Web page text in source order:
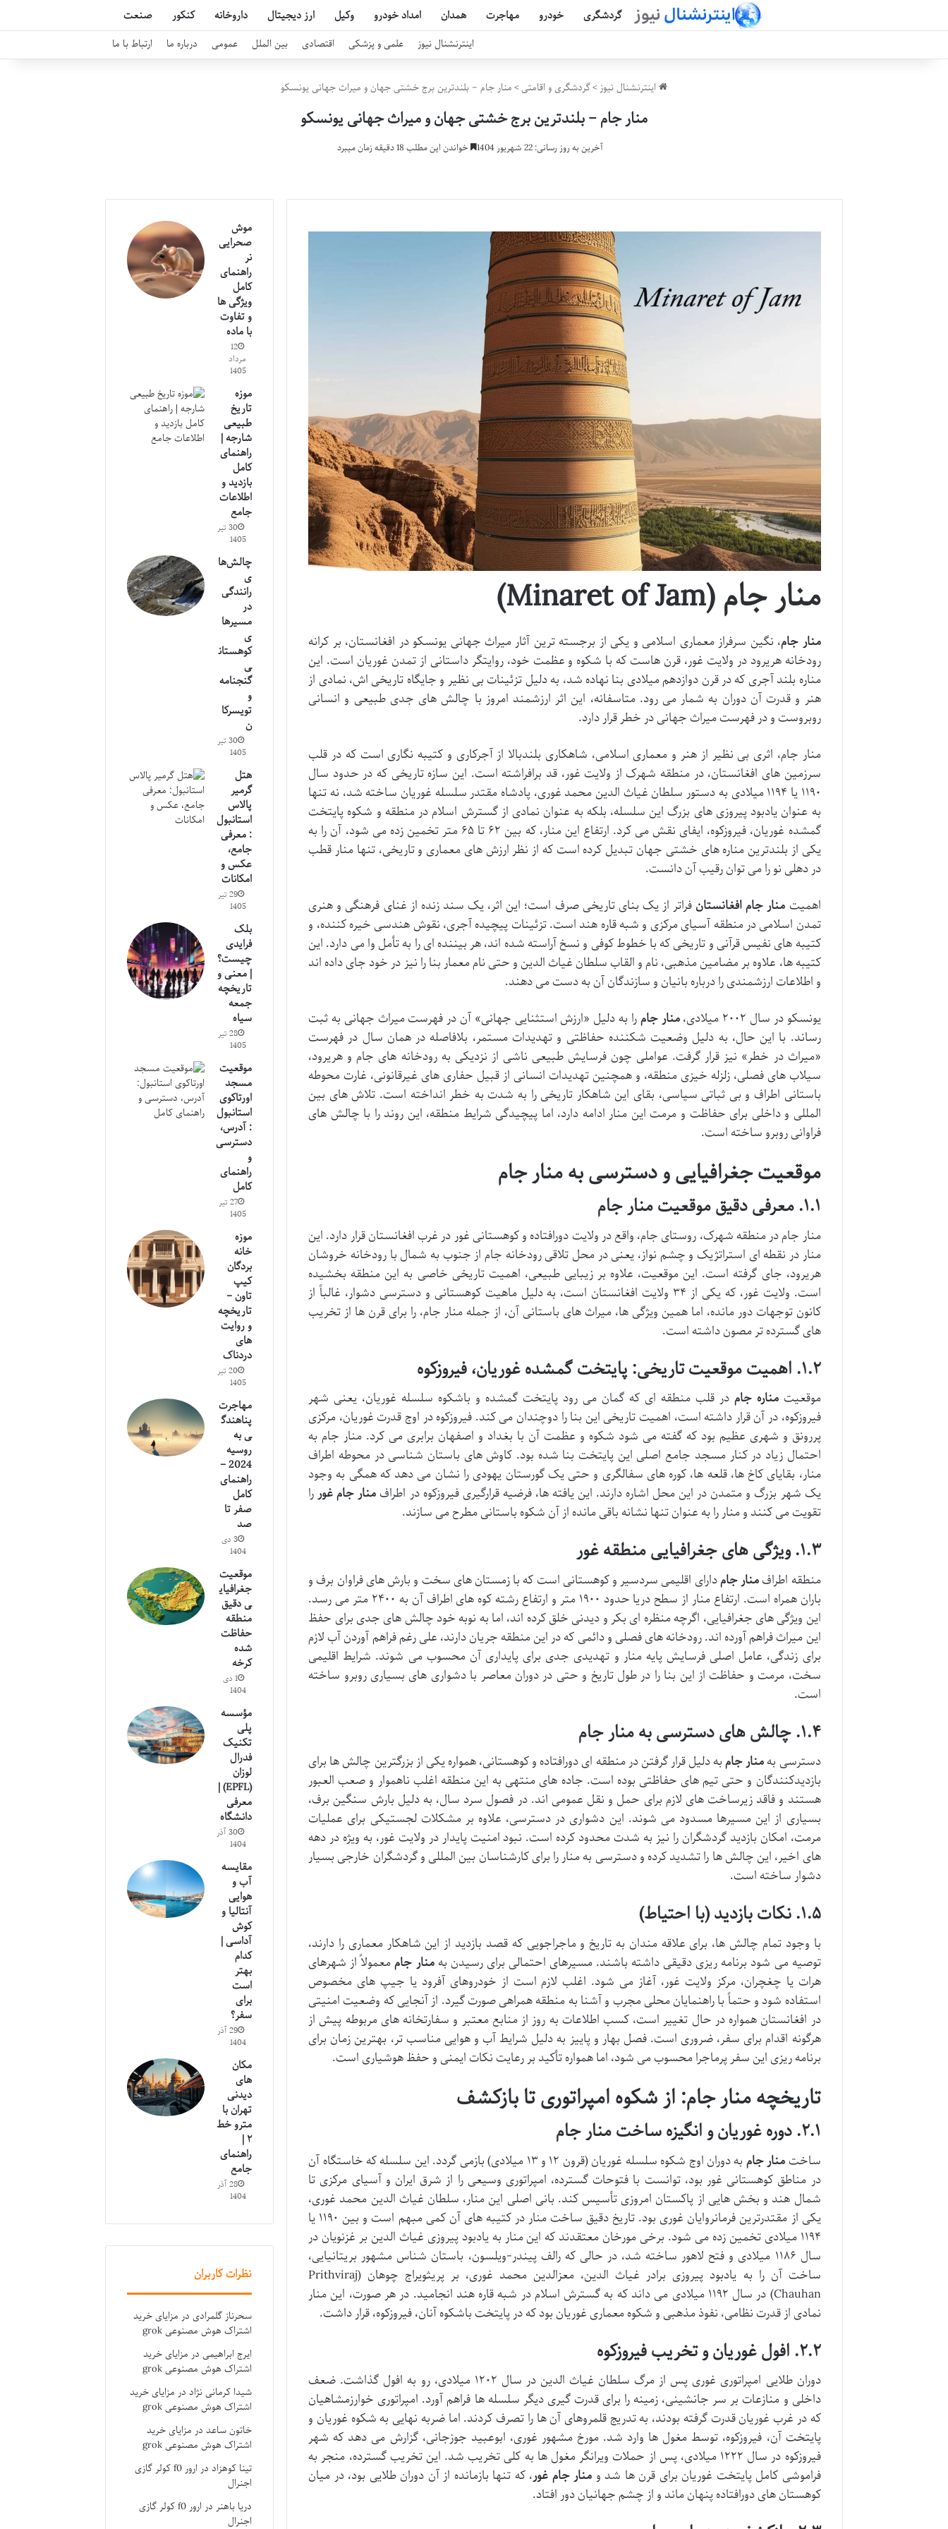
گردشگری خودرو مهاجرت همدان امداد خودرو وکیل ارز دیجیتال داروخانه کنکور صنعت
اینترنشنال نیوز علمی و پزشکی اقتصادی بین الملل عمومی درباره ما ارتباط با ما
اینترنشنال نیوز>گردشگری و اقامتی>منار جام – بلندترین برج خشتی جهان و میراث جهانی یونسکو
منار جام – بلندترین برج خشتی جهان و میراث جهانی یونسکو
آخرین به روز رسانی: 22 شهریور 1404 خواندن این مطلب 18 دقیقه زمان میبرد
منار جام (Minaret of Jam)
منار جام، نگین سرفراز معماری اسلامی و یکی از برجسته ترین آثار میراث جهانی یونسکو در افغانستان، بر کرانه
رودخانه هریرود در ولایت غور، قرن هاست که با شکوه و عظمت خود، روایتگر داستانی از تمدن غوریان است. این
مناره بلند آجری که در قرن دوازدهم میلادی بنا نهاده شد، به دلیل تزئینات بی نظیر و جایگاه تاریخی اش، نمادی از
هنر و قدرت آن دوران به شمار می رود. متاسفانه، این اثر ارزشمند امروز با چالش های جدی طبیعی و انسانی
روبروست و در فهرست میراث جهانی در خطر قرار دارد.
منار جام، اثری بی نظیر از هنر و معماری اسلامی، شاهکاری بلندبالا از آجرکاری و کتیبه نگاری است که در قلب
سرزمین های افغانستان، در منطقه شهرک از ولایت غور، قد برافراشته است. این سازه تاریخی که در حدود سال
۱۱۹۰ یا ۱۱۹۴ میلادی به دستور سلطان غیاث الدین محمد غوری، پادشاه مقتدر سلسله غوریان ساخته شد، نه تنها
به عنوان یادبود پیروزی های بزرگ این سلسله، بلکه به عنوان نمادی از گسترش اسلام در منطقه و شکوه پایتخت
گمشده غوریان، فیروزکوه، ایفای نقش می کرد. ارتفاع این منار، که بین ۶۲ تا ۶۵ متر تخمین زده می شود، آن را به
یکی از بلندترین مناره های خشتی جهان تبدیل کرده است که از نظر ارزش های معماری و تاریخی، تنها منار قطب
در دهلی نو را می توان رقیب آن دانست.
اهمیت منار جام افغانستان فراتر از یک بنای تاریخی صرف است؛ این اثر، یک سند زنده از غنای فرهنگی و هنری
تمدن اسلامی در منطقه آسیای مرکزی و شبه قاره هند است. تزئینات پیچیده آجری، نقوش هندسی خیره کننده، و
کتیبه های نفیس قرآنی و تاریخی که با خطوط کوفی و نسخ آراسته شده اند، هر بیننده ای را به تأمل وا می دارد. این
کتیبه ها، علاوه بر مضامین مذهبی، نام و القاب سلطان غیاث الدین و حتی نام معمار بنا را نیز در خود جای داده اند
و اطلاعات ارزشمندی را درباره بانیان و سازندگان آن به دست می دهند.
یونسکو در سال ۲۰۰۲ میلادی،
منار جامرا به دلیل «ارزش استثنایی جهانی» آن در فهرست میراث جهانی به ثبت
رساند. با این حال، به دلیل وضعیت شکننده حفاظتی و تهدیدات مستمر، بلافاصله در همان سال در فهرست
«میراث در خطر» نیز قرار گرفت. عواملی چون فرسایش طبیعی ناشی از نزدیکی به رودخانه های جام و هریرود،
سیلاب های فصلی، زلزله خیزی منطقه، و همچنین تهدیدات انسانی از قبیل حفاری های غیرقانونی، غارت محوطه
باستانی اطراف و بی ثباتی سیاسی، بقای این شاهکار تاریخی را به شدت به خطر انداخته است. تلاش های بین
المللی و داخلی برای حفاظت و مرمت این منار ادامه دارد، اما پیچیدگی شرایط منطقه، این روند را با چالش های
فراوانی روبرو ساخته است.
موقعیت جغرافیایی و دسترسی به منار جام
۱.۱. معرفی دقیق موقعیت منار جام
منار جام در منطقه شهرک، روستای جام، واقع در ولایت دورافتاده و کوهستانی غور در غرب افغانستان قرار دارد. این
منار در نقطه ای استراتژیک و چشم نواز، یعنی در محل تلاقی رودخانه جام از جنوب به شمال با رودخانه خروشان
هریرود، جای گرفته است. این موقعیت، علاوه بر زیبایی طبیعی، اهمیت تاریخی خاصی به این منطقه بخشیده
است. ولایت غور، که یکی از ۳۴ ولایت افغانستان است، به دلیل ماهیت کوهستانی و دسترسی دشوار، غالباً از
کانون توجهات دور مانده، اما همین ویژگی ها، میراث های باستانی آن، از جمله منار جام، را برای قرن ها از تخریب
های گسترده تر مصون داشته است.
۱.۲. اهمیت موقعیت تاریخی: پایتخت گمشده غوریان، فیروزکوه
موقعیتمناره جام در قلب منطقه ای که گمان می رود پایتخت گمشده و باشکوه سلسله غوریان، یعنی شهر
فیروزکوه، در آن قرار داشته است، اهمیت تاریخی این بنا را دوچندان می کند. فیروزکوه در اوج قدرت غوریان، مرکزی
پررونق و شهری عظیم بود که گفته می شود شکوه و عظمت آن با بغداد و اصفهان برابری می کرد. منار جام به
احتمال زیاد در کنار مسجد جامع اصلی این پایتخت بنا شده بود. کاوش های باستان شناسی در محوطه اطراف
منار، بقایای کاخ ها، قلعه ها، کوره های سفالگری و حتی یک گورستان یهودی را نشان می دهد که همگی به وجود
یک شهر بزرگ و متمدن در این محل اشاره دارند. این یافته ها، فرضیه قرارگیری فیروزکوه در اطرافمنار جام غوررا
تقویت می کنند و منار را به عنوان تنها نشانه باقی مانده از آن شکوه باستانی مطرح می سازند.
۱.۳. ویژگی های جغرافیایی منطقه غور
منطقه اطرافمنار جامدارای اقلیمی سردسیر و کوهستانی است که با زمستان های سخت و بارش های فراوان برف و
باران همراه است. ارتفاع منار از سطح دریا حدود ۱۹۰۰ متر و ارتفاع رشته کوه های اطراف آن به ۲۴۰۰ متر می رسد.
این ویژگی های جغرافیایی، اگرچه منظره ای بکر و دیدنی خلق کرده اند، اما به نوبه خود چالش های جدی برای حفظ
این میراث فراهم آورده اند. رودخانه های فصلی و دائمی که در این منطقه جریان دارند، علی رغم فراهم آوردن آب لازم
برای زندگی، عامل اصلی فرسایش پایه منار و تهدیدی جدی برای پایداری آن محسوب می شوند. شرایط اقلیمی
سخت، مرمت و حفاظت از این بنا را در طول تاریخ و حتی در دوران معاصر با دشواری های بسیاری روبرو ساخته
است.
۱.۴. چالش های دسترسی به منار جام
دسترسی بهمنار جامبه دلیل قرار گرفتن در منطقه ای دورافتاده و کوهستانی، همواره یکی از بزرگترین چالش ها برای
بازدیدکنندگان و حتی تیم های حفاظتی بوده است. جاده های منتهی به این منطقه اغلب ناهموار و صعب العبور
هستند و فاقد زیرساخت های لازم برای حمل و نقل عمومی اند. در فصول سرد سال، به دلیل بارش سنگین برف،
بسیاری از این مسیرها مسدود می شوند. این دشواری در دسترسی، علاوه بر مشکلات لجستیکی برای عملیات
مرمت، امکان بازدید گردشگران را نیز به شدت محدود کرده است. نبود امنیت پایدار در ولایت غور، به ویژه در دهه
های اخیر، این چالش ها را تشدید کرده و دسترسی به منار را برای کارشناسان بین المللی و گردشگران خارجی بسیار
دشوار ساخته است.
۱.۵. نکات بازدید (با احتیاط)
با وجود تمام چالش ها، برای علاقه مندان به تاریخ و ماجراجویی که قصد بازدید از این شاهکار معماری را دارند،
توصیه می شود برنامه ریزی دقیقی داشته باشند. مسیرهای احتمالی برای رسیدن بهمنار جاممعمولاً از شهرهای
هرات یا چغچران، مرکز ولایت غور، آغاز می شود. اغلب لازم است از خودروهای آفرود یا جیپ های مخصوص
استفاده شود و حتماً با راهنمایان محلی مجرب و آشنا به منطقه همراهی صورت گیرد. از آنجایی که وضعیت امنیتی
در افغانستان همواره در حال تغییر است، کسب اطلاعات به روز از منابع معتبر و سفارتخانه های مربوطه پیش از
هرگونه اقدام برای سفر، ضروری است. فصل بهار و پاییز به دلیل شرایط آب و هوایی مناسب تر، بهترین زمان برای
برنامه ریزی این سفر پرماجرا محسوب می شود، اما همواره تأکید بر رعایت نکات ایمنی و حفظ هوشیاری است.
تاریخچه منار جام: از شکوه امپراتوری تا بازکشف
۲.۱. دوره غوریان و انگیزه ساخت منار جام
ساختمنار جام
به دوران اوج شکوه سلسله غوریان (قرون ۱۲ و ۱۳ میلادی) بازمی گردد. این سلسله که خاستگاه آن
در مناطق کوهستانی غور بود، توانست با فتوحات گسترده، امپراتوری وسیعی را از شرق ایران و آسیای مرکزی تا
شمال هند و بخش هایی از پاکستان امروزی تأسیس کند. بانی اصلی این منار، سلطان غیاث الدین محمد غوری،
یکی از مقتدرترین فرمانروایان غوری بود. تاریخ دقیق ساخت منار در کتیبه های آن کمی مبهم است و بین ۱۱۹۰ یا
۱۱۹۴ میلادی تخمین زده می شود. برخی مورخان معتقدند که این منار به یادبود پیروزی غیاث الدین بر غزنویان در
سال ۱۱۸۶ میلادی و فتح لاهور ساخته شد، در حالی که رالف پیندر-ویلسون، باستان شناس مشهور بریتانیایی،
ساخت آن را به یادبود پیروزی برادر غیاث الدین، معزالدین محمد غوری، بر پریثویراج چوهان (Prithviraj
Chauhan) در سال ۱۱۹۲ میلادی می داند که به گسترش اسلام در شبه قاره هند انجامید. در هر صورت، این منار
نمادی از قدرت نظامی، نفوذ مذهبی و شکوه معماری غوریان بود که در پایتخت باشکوه آنان، فیروزکوه، قرار داشت.
۲.۲. افول غوریان و تخریب فیروزکوه
دوران طلایی امپراتوری غوری پس از مرگ سلطان غیاث الدین در سال ۱۲۰۲ میلادی، رو به افول گذاشت. ضعف
داخلی و منازعات بر سر جانشینی، زمینه را برای قدرت گیری دیگر سلسله ها فراهم آورد. امپراتوری خوارزمشاهیان
که در غرب غوریان قدرت گرفته بودند، به تدریج قلمروهای آن ها را تصرف کردند. اما ضربه نهایی به شکوه غوریان و
پایتخت آن، فیروزکوه، توسط مغول ها وارد شد. مورخ مشهور غوری، ابوعبید جوزجانی، گزارش می دهد که شهر
فیروزکوه در سال ۱۲۲۲ میلادی، پس از حملات ویرانگر مغول ها به کلی تخریب شد. این تخریب گسترده، منجر به
فراموشی کامل پایتخت غوریان برای قرن ها شد و منار جام غور، که تنها بازمانده از آن دوران طلایی بود، در میان
کوهستان های دورافتاده پنهان ماند و از چشم جهانیان دور افتاد.
موش
صحرایی
نر
راهنمای
کامل
ویژگی ها
و تفاوت
با ماده
12
مرداد
1405
موزه
تاریخ
طبیعی
شارجه |
راهنمای
کامل
بازدید و
اطلاعات
جامع
30 تیر
1405
چالش‌ها
ی
رانندگی
در
مسیرها
ی
کوهستان
ی
گنجنامه
و
تویسرکا
ن
30 تیر
1405
هتل
گرمیر
پالاس
استانبول
: معرفی
جامع،
عکس و
امکانات
29 تیر
1405
بلک
فرایدی
چیست؟
| معنی و
تاریخچه
جمعه
سیاه
28 تیر
1405
موقعیت
مسجد
اورتاکوی
استانبول
: آدرس،
دسترسی
و
راهنمای
کامل
27 تیر
1405
موزه
خانه
بردگان
کیپ
تاون –
تاریخچه
و روایت
های
دردناک
20 تیر
1405
مهاجرت
پناهندگ
ی به
روسیه
2024 –
راهنمای
کامل
صفر تا
صد
3 دی
1404
موقعیت
جغرافیای
ی دقیق
منطقه
حفاظت
شده
کرخه
1 دی
1404
مؤسسه
پلی
تکنیک
فدرال
لوزان
(EPFL) |
معرفی
دانشگاه
30 آذر
1404
مقایسه
آب و
هوایی
آنتالیا و
کوش
آداسی |
کدام
بهتر
است
برای
سفر؟
29 آذر
1404
مکان
های
دیدنی
تهران با
مترو خط
۲ |
راهنمای
جامع
28 آذر
1404
نظرات کاربران
سحرناز گلمرادیدر مزایای خرید
اشتراک هوش مصنوعی grok
ایرج ابراهیمیدر مزایای خرید
اشتراک هوش مصنوعی grok
شیدا کرمانی نژاددر مزایای خرید
اشتراک هوش مصنوعی grok
خاتون ساعددر مزایای خرید
اشتراک هوش مصنوعی grok
تینا کوهزاددر
ارور f0 کولر گازی
اجنرال
دریا باهنردر
ارور f0 کولر گازی
اجنرال